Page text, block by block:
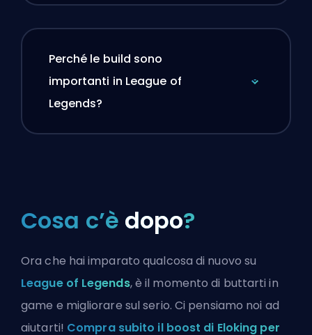
Perché le build sono
importanti in League of
Legends?
Cosa c’è dopo?
Ora che hai imparato qualcosa di nuovo su
League of Legends, è il momento di buttarti in
game e migliorare sul serio. Ci pensiamo noi ad
aiutarti! Compra subito il boost di Eloking per